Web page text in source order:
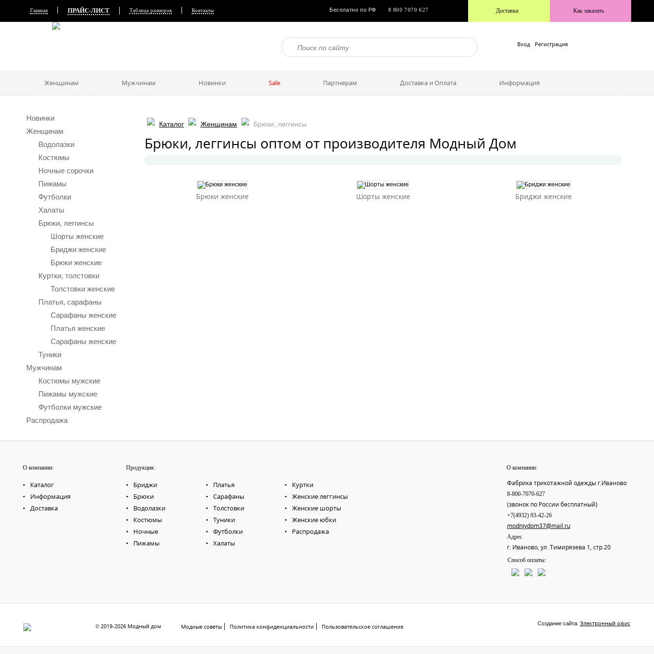
Главная ПРАЙС-ЛИСТ Таблица размеров Контакты Бесплатно по РФ 8 800 7070 627 Доставка Как заказать
Сарафаны женские
Платья женские
Мужчинам
Вход Регистрация
Женщинам Мужчинам Новинки Sale Партнерам Доставка и Оплата Информация
Новинки
Женщинам
Водолазки
Костюмы
Ночные сорочки
Пижамы
Футболки
Халаты
Брюки, леггинсы
Шорты женские
Бриджи женские
Брюки женские
Куртки, толстовки
Толстовки женские
Платья, сарафаны
Сарафаны женские
Платья женские
Сарафаны женские
Туники
Мужчинам
Костюмы мужские
Пижамы мужские
Футболки мужские
Распродажа
Каталог Женщинам Брюки, леггинсы
Брюки, леггинсы оптом от производителя Модный Дом
Брюки женские Шорты женские Бриджи женские
О компании:
Каталог
Информация
Доставка
Продукция:
Бриджи
Брюки
Водолазки
Костюмы
Ночные
Пижамы
Платья
Сарафаны
Толстовки
Туники
Футболки
Халаты
Куртки
Женские леггинсы
Женские шорты
Женские юбки
Распродажа
Способ оплаты:
О компании:
Фабрика трикотажной одежды г.Иваново
8-800-7070-627
(звонок по России бесплатный)
+7(4932) 93-42-26
modniydom37@mail.ru
Адрес
г. Иваново, ул. Тимирязева 1, стр.20
© 2019-2026 Модный дом Модные советы Политика конфиденциальности Пользовательское соглашение Создание сайта: Электронный офис